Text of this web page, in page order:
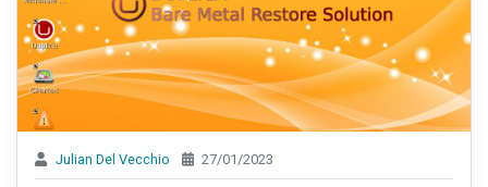
Julian Del Vecchio 27/01/2023